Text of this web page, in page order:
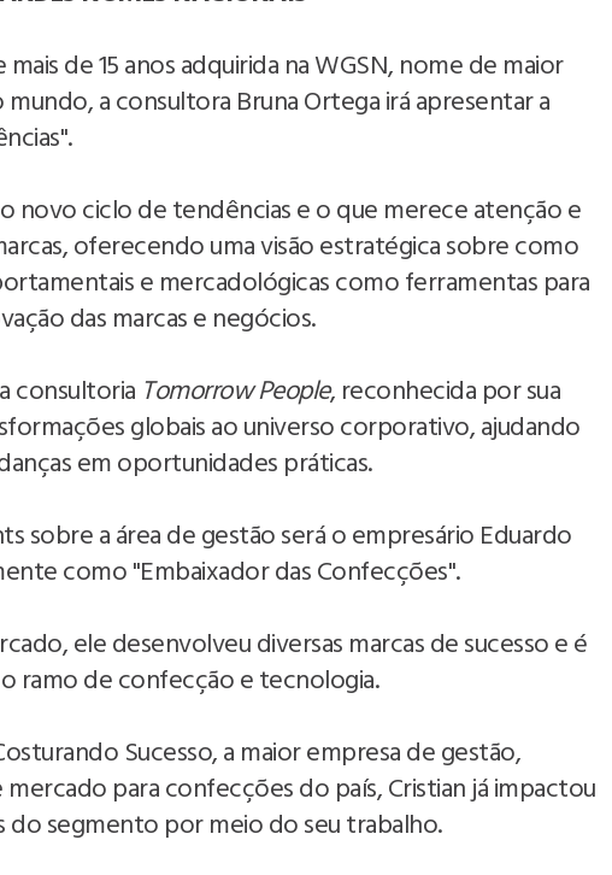
de 15 anos adquirida na WGSN, nome de maior
a consultora Bruna Ortega irá apresentar a
novo ciclo de tendências e o que merece atenção e
oferecendo uma visão estratégica sobre como
e mercadológicas como ferramentas para
das marcas e negócios.
consultoria Tomorrow People, reconhecida por sua
globais ao universo corporativo, ajudando
em oportunidades práticas.
sobre a área de gestão será o empresário Eduardo
como "Embaixador das Confecções".
ele desenvolveu diversas marcas de sucesso e é
ramo de confecção e tecnologia.
Sucesso, a maior empresa de gestão,
para confecções do país, Cristian já impactou
do segmento por meio do seu trabalho.